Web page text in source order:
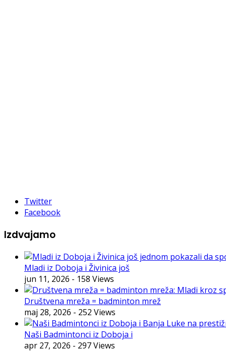
Twitter
Facebook
Izdvajamo
Mladi iz Doboja i Živinica još
jun 11, 2026 - 158 Views
Društvena mreža = badminton mrež
maj 28, 2026 - 252 Views
Naši Badmintonci iz Doboja i
apr 27, 2026 - 297 Views